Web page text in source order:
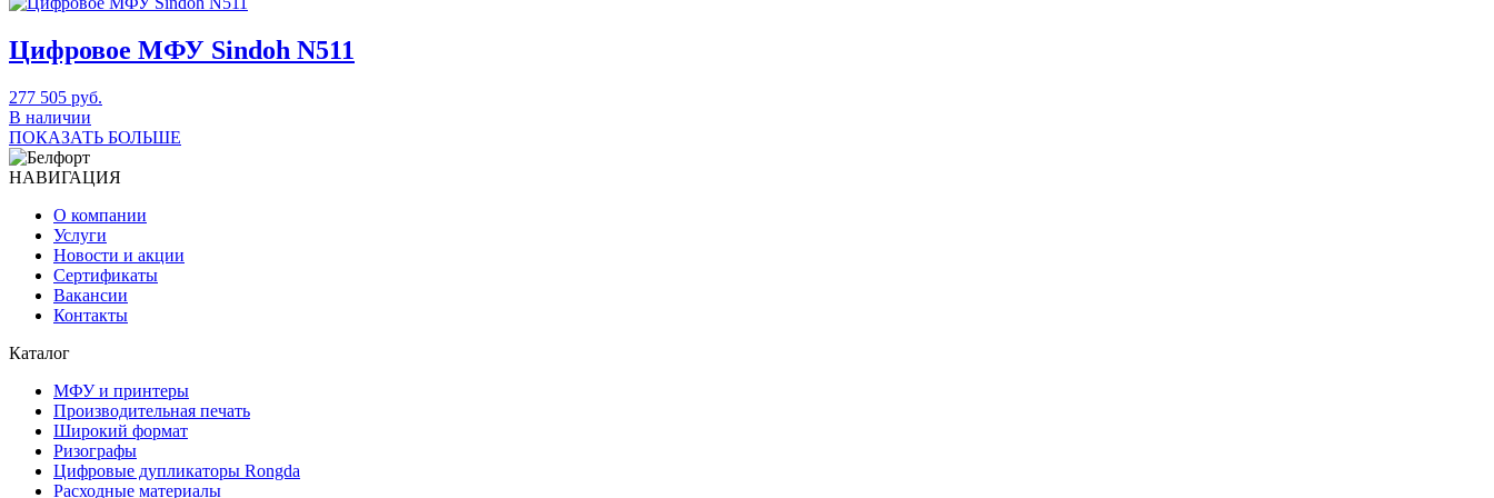
Цифровое МФУ Sindoh N511
277 505 руб.
В наличии
ПОКАЗАТЬ БОЛЬШЕ
НАВИГАЦИЯ
О компании
Услуги
Новости и акции
Сертификаты
Вакансии
Контакты
Каталог
МФУ и принтеры
Производительная печать
Широкий формат
Ризографы
Цифровые дупликаторы Rongda
Расходные материалы